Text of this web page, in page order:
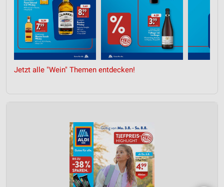
Jetzt alle "Wein" Themen entdecken!